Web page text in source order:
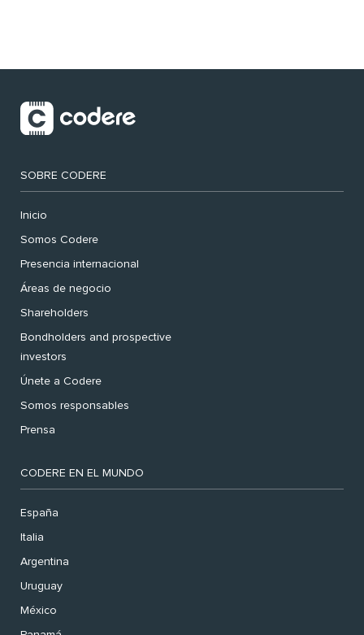
SOBRE CODERE
Inicio
Somos Codere
Presencia internacional
Áreas de negocio
Shareholders
Bondholders and prospective
investors
Únete a Codere
Somos responsables
Prensa
CODERE EN EL MUNDO
España
Italia
Argentina
Uruguay
México